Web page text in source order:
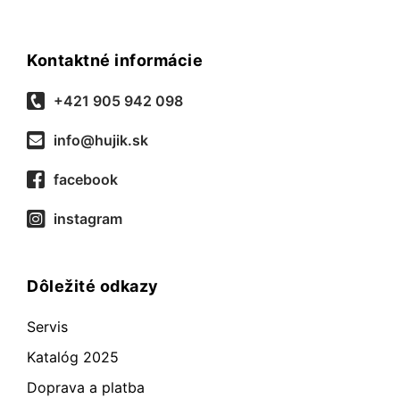
Kontaktné informácie
+421 905 942 098
info@hujik.sk
facebook
instagram
Dôležité odkazy
Servis
Katalóg 2025
Doprava a platba